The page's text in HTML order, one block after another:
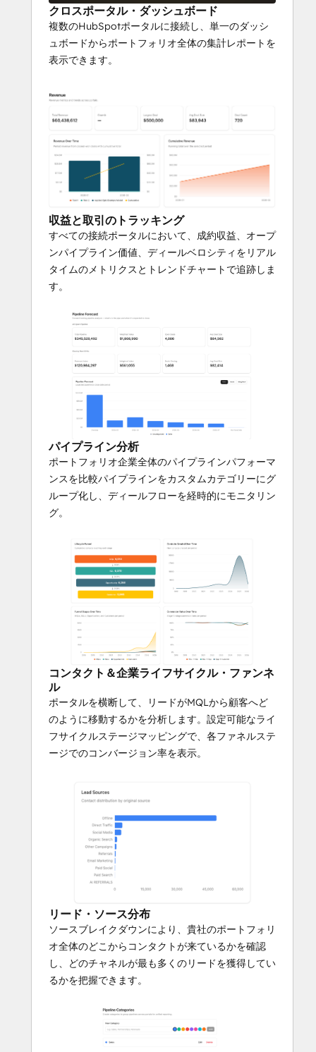
全性 - 各ポートフォリオ企業がMQL、
SQL、オポチュニティ、カスタマース
テージを通じてリードをどのようにコ
ンバージョンしているかを確認できま
クティスを共有できます。
ノイズを排除したパイプラインの可視
化 - パイプラインをカスタムカテゴリ
ーにグループ化し、ディールフローの
トレンドを時系列で追跡します。
トナー、オペレーティングチーム、ア
ナリストが、管理する特定のポートフ
ォリオ企業にアクセスできます。誰も
が必要な情報のみを閲覧できます。
Aggreg8は読み取り専用でHubSpotに接続す
るため、投資先企業のポータルサイトのデー
をより迅速に、より多くの情報に基づき行え
るようになります。
クロスポータル・ダッシュボード
複数のHubSpotポータルに接続し、単一のダッシ
ュボードからポートフォリオ全体の集計レポートを
表示できます。
収益と取引のトラッキング
すべての接続ポータルにおいて、成約収益、オープ
ンパイプライン価値、ディールベロシティをリアル
タイムのメトリクスとトレンドチャートで追跡しま
す。
パイプライン分析
ポートフォリオ企業全体のパイプラインパフォーマ
ンスを比較パイプラインをカスタムカテゴリーにグ
ループ化し、ディールフローを経時的にモニタリン
グ。
コンタクト＆企業ライフサイクル・ファンネ
ル
ポータルを横断して、リードがMQLから顧客へど
のように移動するかを分析します。設定可能なライ
フサイクルステージマッピングで、各ファネルステ
ージでのコンバージョン率を表示。
リード・ソース分布
ソースブレイクダウンにより、貴社のポートフォリ
オ全体のどこからコンタクトが来ているかを確認
し、どのチャネルが最も多くのリードを獲得してい
るかを把握できます。